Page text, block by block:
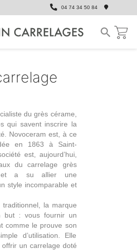
04 74 34 50 84

du grès cérame,
qui savent inscrire la
Novoceram est, à ce
en 1863 à Saint-
est, aujourd’hui,
du carrelage grès
et a su allier une
style incomparable et
la marque
but : vous fournir un
comme le prouve son
d’utilisation. Elle
offrir un carrelage doté